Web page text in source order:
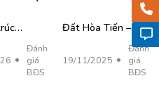
đô thịĐánh
giá
BĐS
Đất Hòa Tiến –
Cơ hội đầu tư và
an cư lý tưởng tại
19/11/2025
Đánh
giá
BĐS